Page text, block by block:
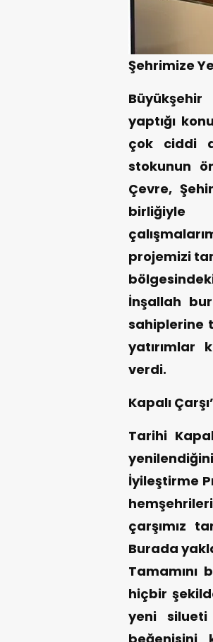
Şehrimize
yaptığı
çok ciddi
stokunun
Çevre,
birliğiyle
projemizi
İnşallah
sahiplerine
yatırımlar
verdi.
Kapalı
Tarihi
İyileştirme
çarşımız
Burada
Tamamını
hiçbir
yeni silueti